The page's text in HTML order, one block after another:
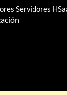
Servidores